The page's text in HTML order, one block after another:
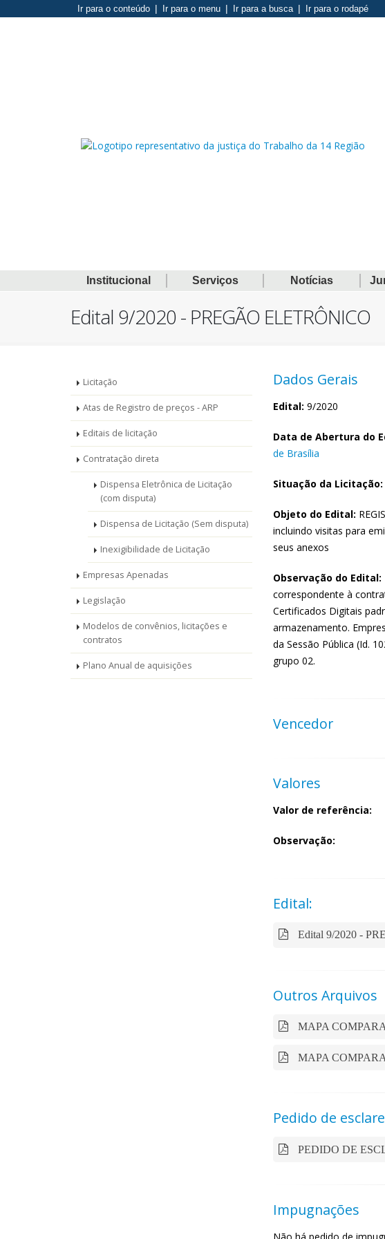
Ir para o conteúdo Ir para o menu Ir para a busca Ir para o rodapé
Institucional Serviços Notícias
Edital 9/2020 - PREGÃO ELETRÔNICO
Menu
-
Licitações
Licitação
Atas de Registro de preços - ARP
Editais de licitação
Contratação direta
Dispensa Eletrônica de Licitação
(com disputa)
Dispensa de Licitação (Sem disputa)
Inexigibilidade de Licitação
Empresas Apenadas
Legislação
Modelos de convênios, licitações e
contratos
Plano Anual de aquisições
Dados Gerais
Edital: 9/2020
Data de Abertura do
de Brasília
Situação da Licitação:
Objeto do Edital:
incluindo visitas para
seus anexos
Observação do Edital:
correspondente à
Certificados Digitais
armazenamento.
da Sessão Pública (Id.
grupo 02.
Vencedor
Valores
Valor de referência:
Observação:
Edital:
Edital 9/2020 -
Outros Arquivos
MAPA
MAPA
Pedido de
PEDIDO DE
Impugnações